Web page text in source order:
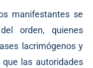
manifestantes se
orden, quienes
lacrimógenos y
las autoridades